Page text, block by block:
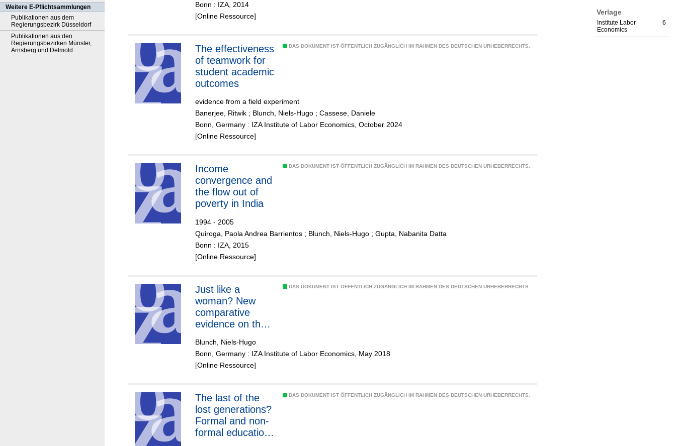
Weitere E-Pflichtsammlungen
Publikationen aus dem
Regierungsbezirk Düsseldorf
Publikationen aus den
Regierungsbezirken Münster,
Arnsberg und Detmold
Verlage
6
Institute Labor
Economics
Bonn : IZA, 2014
[Online Ressource]
DAS DOKUMENT IST ÖFFENTLICH ZUGÄNGLICH IM RAHMEN DES DEUTSCHEN URHEBERRECHTS.
The effectiveness
of teamwork for
student academic
outcomes
evidence from a field experiment
Banerjee, Ritwik ; Blunch, Niels-Hugo ; Cassese, Daniele
Bonn, Germany : IZA Institute of Labor Economics, October 2024
[Online Ressource]
DAS DOKUMENT IST ÖFFENTLICH ZUGÄNGLICH IM RAHMEN DES DEUTSCHEN URHEBERRECHTS.
Income
convergence and
the flow out of
poverty in India
1994 - 2005
Quiroga, Paola Andrea Barrientos ; Blunch, Niels-Hugo ; Gupta, Nabanita Datta
Bonn : IZA, 2015
[Online Ressource]
DAS DOKUMENT IST ÖFFENTLICH ZUGÄNGLICH IM RAHMEN DES DEUTSCHEN URHEBERRECHTS.
Just like a
woman? New
comparative
evidence on the
gap across
Eastern Europe
and Central Asia
Blunch, Niels-Hugo
Bonn, Germany : IZA Institute of Labor Economics, May 2018
[Online Ressource]
DAS DOKUMENT IST ÖFFENTLICH ZUGÄNGLICH IM RAHMEN DES DEUTSCHEN URHEBERRECHTS.
The last of the
lost generations?
Formal and non-
formal education